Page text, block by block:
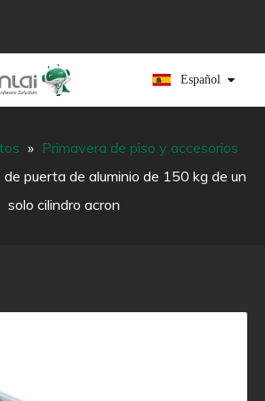
Español
» Primavera de piso y accesorios
puerta de aluminio de 150 kg de un
solo cilindro acron